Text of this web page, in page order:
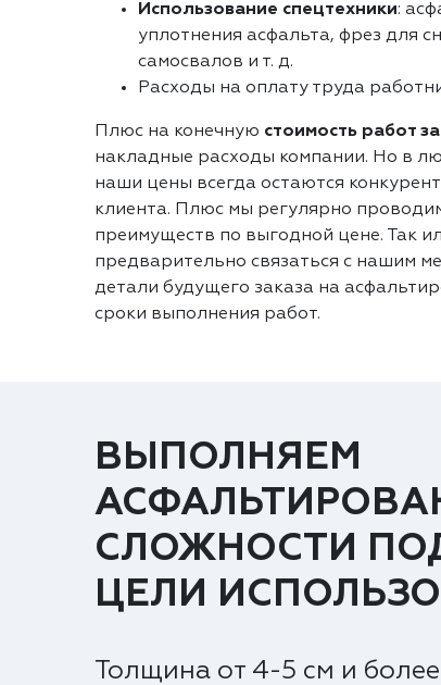
Использование спецтехники:
уплотнения асфальта, фрез для
самосвалов и т. д.
Расходы на оплату труда
Плюс на конечную стоимость работ
накладные расходы компании. Но в
наши цены всегда остаются
клиента. Плюс мы регулярно
преимуществ по выгодной цене. Так
предварительно связаться с нашим
детали будущего заказа на
сроки выполнения работ.
ВЫПОЛНЯЕМ
СЛОЖНОСТИ
ЦЕЛИ
Толщина от 4-5 см и более